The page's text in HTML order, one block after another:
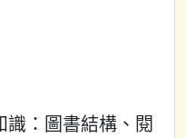
：圖書結構、閱